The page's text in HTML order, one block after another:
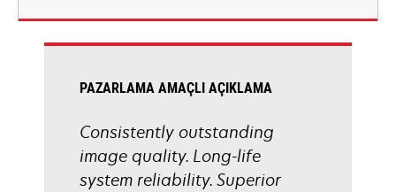
PAZARLAMA AMAÇLI AÇIKLAMA
Consistently outstanding
image quality. Long-life
system reliability. Superior